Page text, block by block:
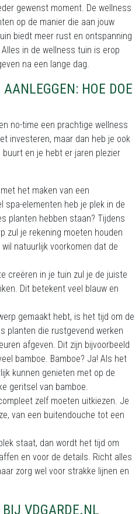
gewenst moment. De wellness
op de manier die aan jouw
biedt meer rust en ontspanning
in de wellness tuin is erop
na een lange dag.
HOE DOE
no-time een prachtige wellness
investeren, maar dan heb je ook
en je hebt er jaren plezier
het maken van een
spa-elementen heb je plek in de
planten hebben staan? Tijdens
zul je rekening moeten houden
natuurlijk voorkomen dat de
creëren in je tuin zul je de juiste
Dit betekent veel blauw en
gemaakt hebt, is het tijd om de
planten die rustgevend werken
afgeven. Dit zijn bijvoorbeeld
bamboe. Bamboe? Ja! Als het
kunnen genieten met op de
geritsel van bamboe.
zelf moeten uitkiezen. Je
van een buitendouche tot een
staat, dan wordt het tijd om
en voor de details. Richt alles
zorg wel voor strakke lijnen en
VDGARDE.NL